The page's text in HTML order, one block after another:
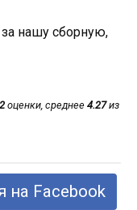
нашу сборную,
оценки, среднее 4.27из
на Facebook